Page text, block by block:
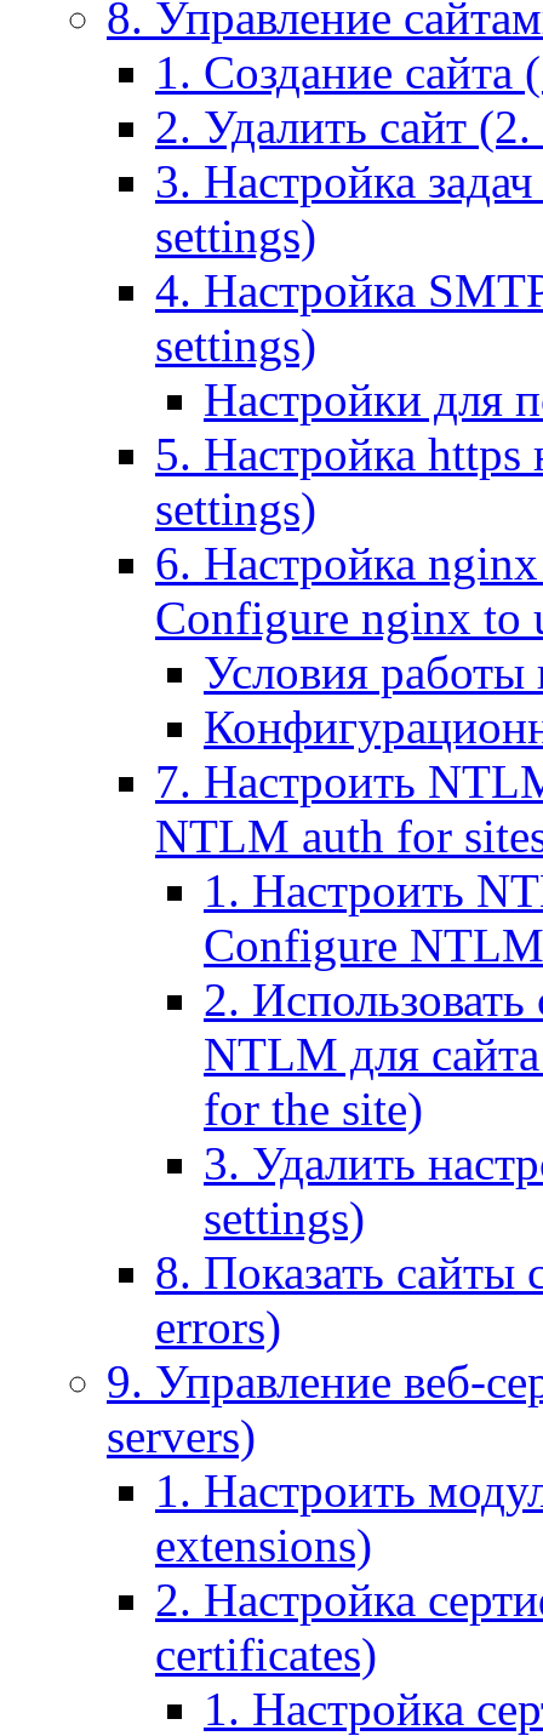
8. Управление
1. Создание сайта
2. Удалить сайт
3. Настройка
settings)
4. Настройка
settings)
Настройки для
5. Настройка https
settings)
6. Настройка
Configure nginx to
Условия работы
7. Настроить
NTLM auth for
1. Настроить
Configure
2.
NTLM для
for the site)
3. Удалить
settings)
8. Показать
errors)
9. Управление веб-
servers)
1. Настроить
extensions)
2. Настройка
certificates)
1. Настройка